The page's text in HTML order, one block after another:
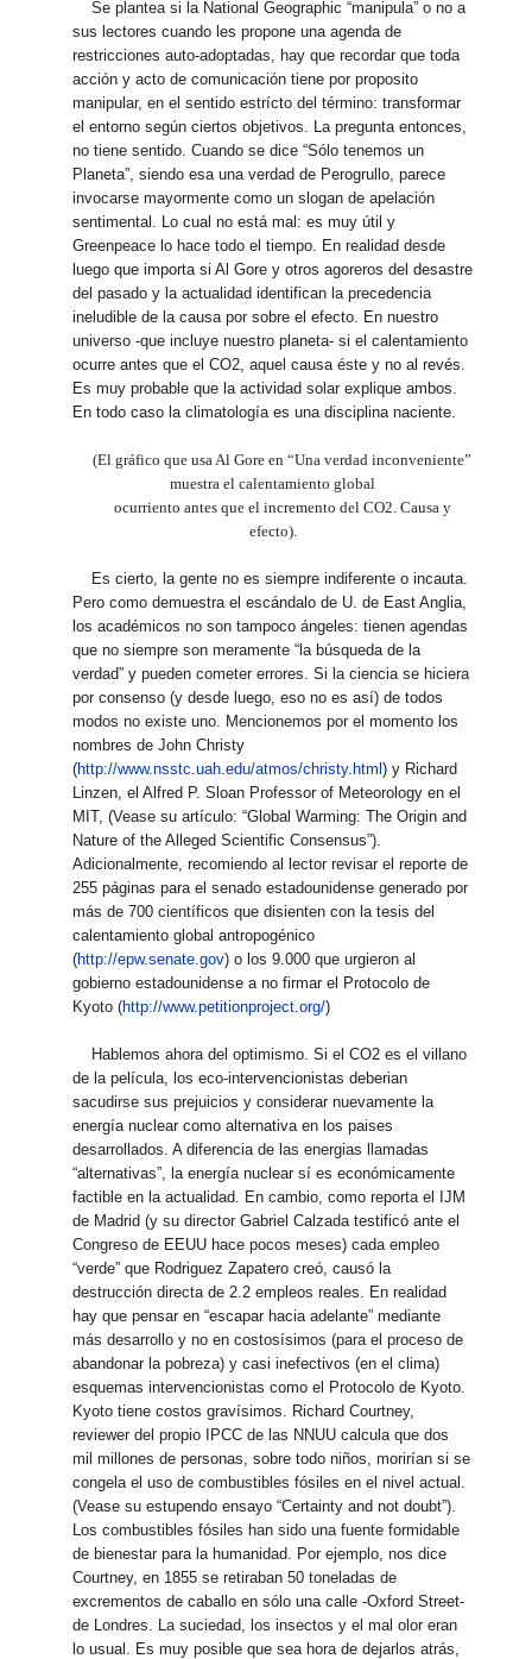
Se plantea si la National Geographic “manipula” o no a
sus lectores cuando les propone una agenda de
restricciones auto-adoptadas, hay que recordar que toda
acción y acto de comunicación tiene por proposito
manipular, en el sentido estrícto del término: transformar
el entorno según ciertos objetivos. La pregunta entonces,
no tiene sentido. Cuando se dice “Sólo tenemos un
Planeta”, siendo esa una verdad de Perogrullo, parece
invocarse mayormente como un slogan de apelación
sentimental. Lo cual no está mal: es muy útil y
Greenpeace lo hace todo el tiempo. En realidad desde
luego que importa si Al Gore y otros agoreros del desastre
del pasado y la actualidad identifican la precedencia
ineludible de la causa por sobre el efecto. En nuestro
universo -que incluye nuestro planeta- si el calentamiento
ocurre antes que el CO2, aquel causa éste y no al revés.
Es muy probable que la actividad solar explique ambos.
En todo caso la climatología es una disciplina naciente.
(El gráfico que usa Al Gore en “Una verdad inconveniente”
muestra el calentamiento global
ocurriento antes que el incremento del CO2. Causa y
efecto).
Es cierto, la gente no es siempre indiferente o incauta.
Pero como demuestra el escándalo de U. de East Anglia,
los académicos no son tampoco ángeles: tienen agendas
que no siempre son meramente “la búsqueda de la
verdad” y pueden cometer errores. Si la ciencia se hiciera
por consenso (y desde luego, eso no es así) de todos
modos no existe uno. Mencionemos por el momento los
nombres de John Christy
(http://www.nsstc.uah.edu/atmos/christy.html) y Richard
Linzen, el Alfred P. Sloan Professor of Meteorology en el
MIT, (Vease su artículo: “Global Warming: The Origin and
Nature of the Alleged Scientific Consensus”).
Adicionalmente, recomiendo al lector revisar el reporte de
255 páginas para el senado estadounidense generado por
más de 700 científicos que disienten con la tesis del
calentamiento global antropogénico
(http://epw.senate.gov) o los 9.000 que urgieron al
gobierno estadounidense a no firmar el Protocolo de
Kyoto (http://www.petitionproject.org/)
Hablemos ahora del optimismo. Si el CO2 es el villano
de la película, los eco-intervencionistas deberian
sacudirse sus prejuicios y considerar nuevamente la
energía nuclear como alternativa en los paises
desarrollados. A diferencia de las energias llamadas
“alternativas”, la energía nuclear sí es económicamente
factible en la actualidad. En cambio, como reporta el IJM
de Madrid (y su director Gabriel Calzada testificó ante el
Congreso de EEUU hace pocos meses) cada empleo
“verde” que Rodriguez Zapatero creó, causó la
destrucción directa de 2.2 empleos reales. En realidad
hay que pensar en “escapar hacia adelante” mediante
más desarrollo y no en costosísimos (para el proceso de
abandonar la pobreza) y casi inefectivos (en el clima)
esquemas intervencionistas como el Protocolo de Kyoto.
Kyoto tiene costos gravísimos. Richard Courtney,
reviewer del propio IPCC de las NNUU calcula que dos
mil millones de personas, sobre todo niños, morirían si se
congela el uso de combustibles fósiles en el nivel actual.
(Vease su estupendo ensayo “Certainty and not doubt”).
Los combustibles fósiles han sido una fuente formidable
de bienestar para la humanidad. Por ejemplo, nos dice
Courtney, en 1855 se retiraban 50 toneladas de
excrementos de caballo en sólo una calle -Oxford Street-
de Londres. La suciedad, los insectos y el mal olor eran
lo usual. Es muy posible que sea hora de dejarlos atrás,